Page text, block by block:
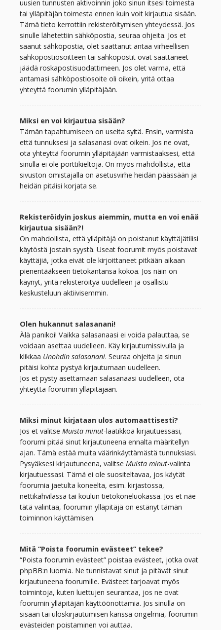
uusien tunnusten aktivoinnin joko sinun itsesi toimesta
tai ylläpitäjän toimesta ennen kuin voit kirjautua sisään.
Tämä tieto kerrottiin rekisteröitymisen yhteydessä. Jos
sinulle lähetettiin sähköpostia, seuraa ohjeita. Jos et
saanut sähköpostia, olet saattanut antaa virheellisen
sähköpostiosoitteen tai sähköpostit ovat saattaneet
jäädä roskapostisuodattimeen. Jos olet varma, että
antamasi sähköpostiosoite oli oikein, yritä ottaa
yhteyttä foorumin ylläpitäjään.
Miksi en voi kirjautua sisään?
Tämän tapahtumiseen on useita syitä. Ensin, varmista
että tunnuksesi ja salasanasi ovat oikein. Jos ne ovat,
ota yhteyttä foorumin ylläpitäjään varmistaaksesi, että
sinulla ei ole porttikieltoja. On myös mahdollista, että
sivuston omistajalla on asetusvirhe heidän päässään ja
heidän pitäisi korjata se.
Rekisteröidyin joskus aiemmin, mutta en voi enää
kirjautua sisään?!
On mahdollista, että ylläpitäjä on poistanut käyttäjätilisi
käytöstä jostain syystä. Useat foorumit myös poistavat
käyttäjiä, jotka eivät ole kirjoittaneet pitkään aikaan
pienentääkseen tietokantansa kokoa. Jos näin on
käynyt, yritä rekisteröityä uudelleen ja osallistu
keskusteluun aktiivisemmin.
Olen hukannut salasanani!
Älä panikoi! Vaikka salasanaasi ei voida palauttaa, se
voidaan asettaa uudelleen. Käy kirjautumissivulla ja
klikkaa Unohdin salasanani. Seuraa ohjeita ja sinun
pitäisi kohta pystyä kirjautumaan uudelleen.
Jos et pysty asettamaan salasanaasi uudelleen, ota
yhteyttä foorumin ylläpitäjään.
Miksi minut kirjataan ulos automaattisesti?
Jos et valitse Muista minut-laatikkoa kirjautuessasi,
foorumi pitää sinut kirjautuneena ennalta määritellyn
ajan. Tämä estää muita väärinkäyttämästä tunnuksiasi.
Pysyäksesi kirjautuneena, valitse Muista minut-valinta
kirjautuessasi. Tämä ei ole suositeltavaa, jos käytät
foorumia jaetulta koneelta, esim. kirjastossa,
nettikahvilassa tai koulun tietokoneluokassa. Jos et näe
tätä valintaa, foorumin ylläpitäjä on estänyt tämän
toiminnon käyttämisen.
Mitä “Poista foorumin evästeet” tekee?
“Poista foorumin evästeet” poistaa evästeet, jotka ovat
phpBB:n luomia. Ne tunnistavat sinut ja pitävät sinut
kirjautuneena foorumille. Evästeet tarjoavat myös
toimintoja, kuten luettujen seurantaa, jos ne ovat
foorumin ylläpitäjän käyttöönottamia. Jos sinulla on
sisään tai uloskirjautumisen kanssa ongelmia, foorumin
evästeiden poistaminen voi auttaa.